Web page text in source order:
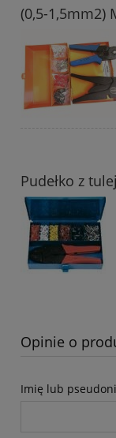
(0,5-1,5mm2)
Pudełko z
Opinie o
Imię lub